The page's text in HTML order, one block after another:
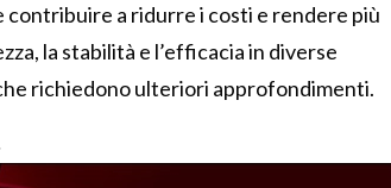
a ridurre i costi e rendere più
la stabilità e l’efficacia in diverse
richiedono ulteriori approfondimenti.